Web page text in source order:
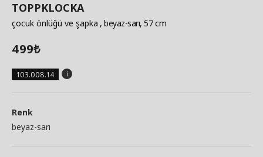
TOPPKLOCKA
çocuk önlüğü ve şapka , beyaz-sarı, 57 cm
499₺
103.008.14
Renk
beyaz-sarı